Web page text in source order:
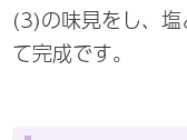
(3)の味見をし、塩
て完成です。